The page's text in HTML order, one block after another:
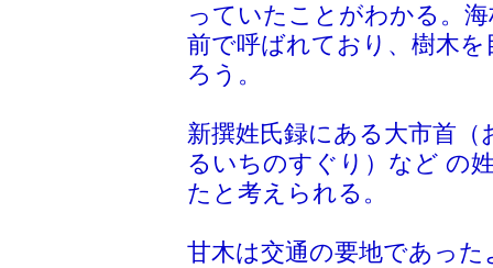
っていたことがわかる。
前で呼ばれており、樹木
ろう。
新撰姓氏録にある大市首
るいちのすぐり）など の
たと考えられる。
甘木は交通の要地であっ